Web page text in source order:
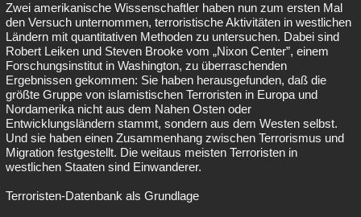
Zwei amerikanische Wissenschaftler haben nun zum ersten Mal
den Versuch unternommen, terroristische Aktivitäten in westlichen
Ländern mit quantitativen Methoden zu untersuchen. Dabei sind
Robert Leiken und Steven Brooke vom „Nixon Center”, einem
Forschungsinstitut in Washington, zu überraschenden
Ergebnissen gekommen: Sie haben herausgefunden, daß die
größte Gruppe von islamistischen Terroristen in Europa und
Nordamerika nicht aus dem Nahen Osten oder
Entwicklungsländern stammt, sondern aus dem Westen selbst.
Und sie haben einen Zusammenhang zwischen Terrorismus und
Migration festgestellt. Die weitaus meisten Terroristen in
westlichen Staaten sind Einwanderer.
Terroristen-Datenbank als Grundlage